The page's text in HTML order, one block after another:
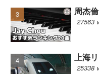
周杰
27563
上海
25338